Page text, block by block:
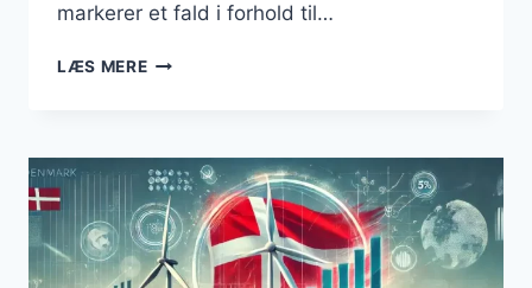
markerer et fald i forhold til…
LÆS MEREKONKURSER
ET
GENNEMSNITLIGT
ÅR